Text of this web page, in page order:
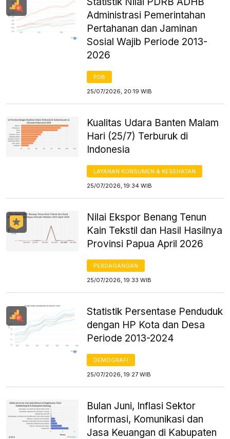
Administrasi Pemerintahan
Pertahanan dan Jaminan
Sosial Wajib Periode 2013-
2026
PDB
25/07/2026, 20:19 WIB
Kualitas Udara Banten Malam
Hari (25/7) Terburuk di
Indonesia
LAYANAN KONSUMEN & KESEHATAN
25/07/2026, 19:34 WIB
Nilai Ekspor Benang Tenun
Kain Tekstil dan Hasil Hasilnya
Provinsi Papua April 2026
PERDAGANGAN
25/07/2026, 19:33 WIB
Statistik Persentase Penduduk
dengan HP Kota dan Desa
Periode 2013-2024
DEMOGRAFI
25/07/2026, 19:27 WIB
Bulan Juni, Inflasi Sektor
Informasi, Komunikasi dan
Jasa Keuangan di Kabupaten